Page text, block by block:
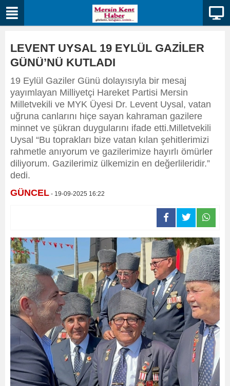
LEVENT UYSAL 19 EYLÜL GAZİLER
GÜNÜ’NÜ KUTLADI
19 Eylül Gaziler Günü dolayısıyla bir mesaj
yayımlayan Milliyetçi Hareket Partisi Mersin
Milletvekili ve MYK Üyesi Dr. Levent Uysal, vatan
uğruna canlarını hiçe sayan kahraman gazilere
minnet ve şükran duygularını ifade etti.Milletvekili
Uysal “Bu toprakları bize vatan kılan şehitlerimizi
rahmetle anıyorum ve gazilerimize hayırlı ömürler
diliyorum. Gazilerimiz ülkemizin en değerlileridir.”
dedi.
GÜNCEL - 19-09-2025 16:22